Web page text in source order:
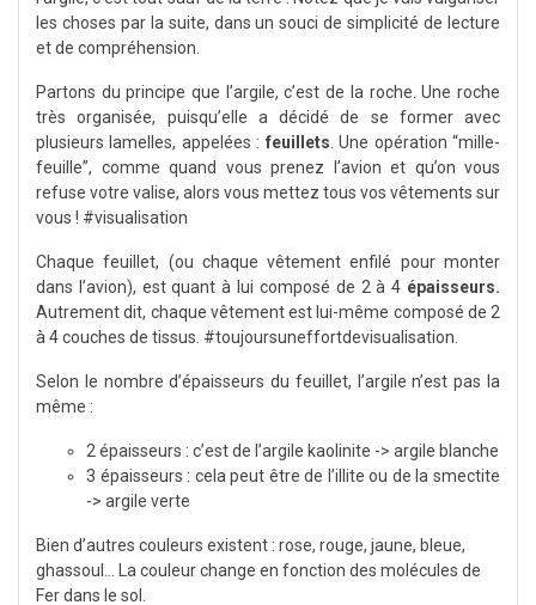
les choses par la suite, dans un souci de simplicité de lecture
et de compréhension.
Partons du principe que l’argile, c’est de la roche. Une roche
très organisée, puisqu’elle a décidé de se former avec
plusieurs lamelles, appelées : feuillets . Une opération “mille-
feuille”, comme quand vous prenez l’avion et qu’on vous
refuse votre valise, alors vous mettez tous vos vêtements sur
vous ! #visualisation
Chaque feuillet, (ou chaque vêtement enfilé pour monter
dans l’avion), est quant à lui composé de 2 à 4 épaisseurs.
Autrement dit, chaque vêtement est lui-même composé de 2
à 4 couches de tissus. #toujoursuneffortdevisualisation.
Selon le nombre d’épaisseurs du feuillet, l’argile n’est pas la
même :
2 épaisseurs : c’est de l’argile kaolinite -> argile blanche
3 épaisseurs : cela peut être de l’illite ou de la smectite
-> argile verte
Bien d’autres couleurs existent : rose, rouge, jaune, bleue,
ghassoul… La couleur change en fonction des molécules de
Fer dans le sol.